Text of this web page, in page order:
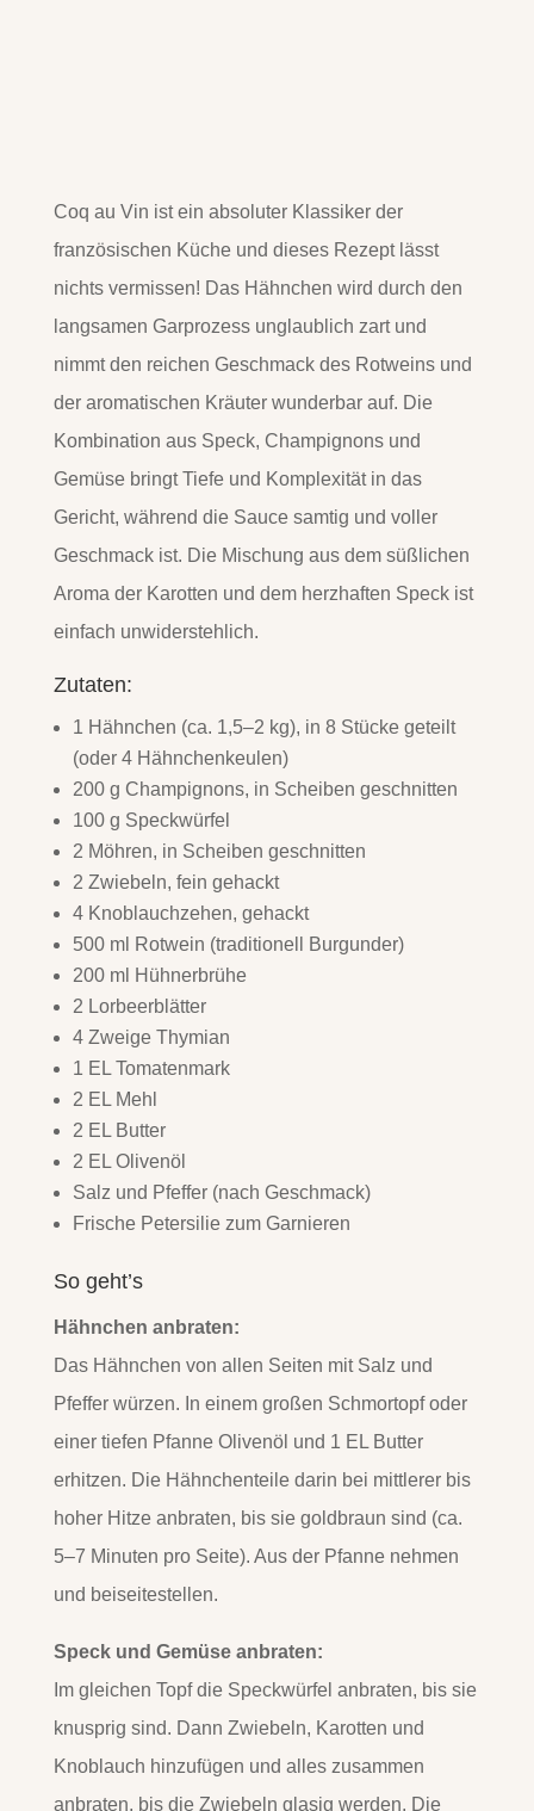
Coq au Vin ist ein absoluter Klassiker der
französischen Küche und dieses Rezept lässt
nichts vermissen! Das Hähnchen wird durch den
langsamen Garprozess unglaublich zart und
nimmt den reichen Geschmack des Rotweins und
der aromatischen Kräuter wunderbar auf. Die
Kombination aus Speck, Champignons und
Gemüse bringt Tiefe und Komplexität in das
Gericht, während die Sauce samtig und voller
Geschmack ist. Die Mischung aus dem süßlichen
Aroma der Karotten und dem herzhaften Speck ist
einfach unwiderstehlich.
Zutaten:
1 Hähnchen (ca. 1,5–2 kg), in 8 Stücke geteilt
(oder 4 Hähnchenkeulen)
200 g Champignons, in Scheiben geschnitten
100 g Speckwürfel
2 Möhren, in Scheiben geschnitten
2 Zwiebeln, fein gehackt
4 Knoblauchzehen, gehackt
500 ml Rotwein (traditionell Burgunder)
200 ml Hühnerbrühe
2 Lorbeerblätter
4 Zweige Thymian
1 EL Tomatenmark
2 EL Mehl
2 EL Butter
2 EL Olivenöl
Salz und Pfeffer (nach Geschmack)
Frische Petersilie zum Garnieren
So geht’s
Hähnchen anbraten:
Das Hähnchen von allen Seiten mit Salz und
Pfeffer würzen. In einem großen Schmortopf oder
einer tiefen Pfanne Olivenöl und 1 EL Butter
erhitzen. Die Hähnchenteile darin bei mittlerer bis
hoher Hitze anbraten, bis sie goldbraun sind (ca.
5–7 Minuten pro Seite). Aus der Pfanne nehmen
und beiseitestellen.
Speck und Gemüse anbraten:
Im gleichen Topf die Speckwürfel anbraten, bis sie
knusprig sind. Dann Zwiebeln, Karotten und
Knoblauch hinzufügen und alles zusammen
anbraten, bis die Zwiebeln glasig werden. Die